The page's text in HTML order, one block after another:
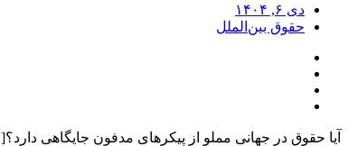
دی ۶, ۱۴۰۴
حقوق بین‌الملل
آیا حقوق در جهانی مملو از پیکرهای مدفون جایگاهی دارد؟[1]